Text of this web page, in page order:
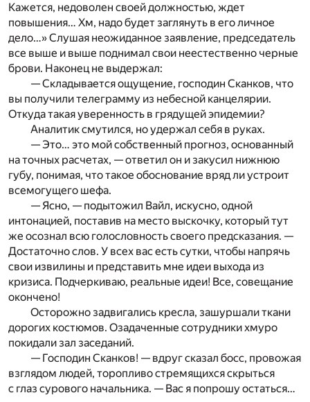
Кажется, недоволен своей должностью, ждет
повышения… Хм, надо будет заглянуть в его личное
дело…» Слушая неожиданное заявление, председатель
все выше и выше поднимал свои неестественно черные
брови. Наконец не выдержал:
— Складывается ощущение, господин Сканков, что
вы получили телеграмму из небесной канцелярии.
Откуда такая уверенность в грядущей эпидемии?
Аналитик смутился, но удержал себя в руках.
— Это… это мой собственный прогноз, основанный
на точных расчетах, — ответил он и закусил нижнюю
губу, понимая, что такое обоснование вряд ли устроит
всемогущего шефа.
— Ясно, — подытожил Вайл, искусно, одной
интонацией, поставив на место выскочку, который тут
же осознал всю голословность своего предсказания. —
Достаточно слов. У всех вас есть сутки, чтобы напрячь
свои извилины и представить мне идеи выхода из
кризиса. Подчеркиваю, реальные идеи! Все, совещание
окончено!
Осторожно задвигались кресла, зашуршали ткани
дорогих костюмов. Озадаченные сотрудники хмуро
покидали зал заседаний.
— Господин Сканков! — вдруг сказал босс, провожая
взглядом людей, торопливо стремящихся скрыться
с глаз сурового начальника. — Вас я попрошу остаться…